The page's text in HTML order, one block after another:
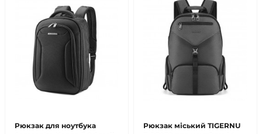
Рюкзак для ноутбука
Рюкзак міський TIGERNU